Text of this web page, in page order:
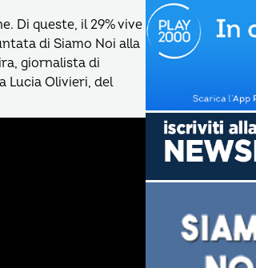
Di queste, il 29% vive
di Siamo Noi alla
giornalista di
Lucia Olivieri, del